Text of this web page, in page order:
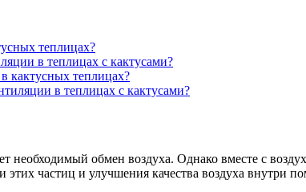
теплицах?
в теплицах с кактусами?
кактусных теплицах?
в теплицах с кактусами?
необходимый обмен воздуха. Однако вместе с
частиц и улучшения качества воздуха внутри